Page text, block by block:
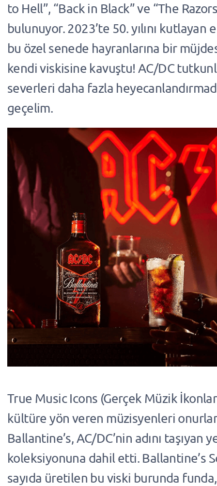
to Hell”, “Back in Black” ve “The
bulunuyor. 2023’te 50. yılını kutlayan
bu özel senede hayranlarına bir
kendi viskisine kavuştu! AC/DC
severleri daha fazla
geçelim.
True Music Icons (Gerçek Müzik
kültüre yön veren müzisyenleri
Ballantine’s, AC/DC’nin adını taşıyan
koleksiyonuna dahil etti. Ballantine’s
sayıda üretilen bu viski burunda